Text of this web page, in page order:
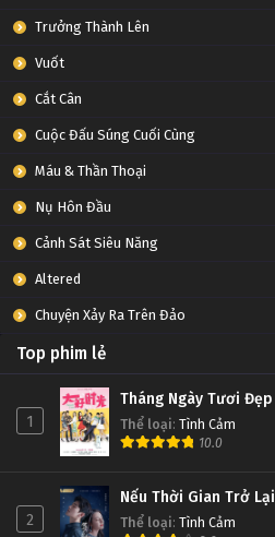
Trưởng Thành Lên
Vuốt
Cắt Cân
Cuộc Đấu Súng Cuối Cùng
Máu & Thần Thoại
Nụ Hôn Đầu
Cảnh Sát Siêu Năng
Altered
Chuyện Xảy Ra Trên Đảo
Top phim lẻ
1
Tháng Ngày Tươi Đẹp
Thể loại: Tình Cảm
10.0
2
Nếu Thời Gian Trở Lại
Thể loại: Tình Cảm